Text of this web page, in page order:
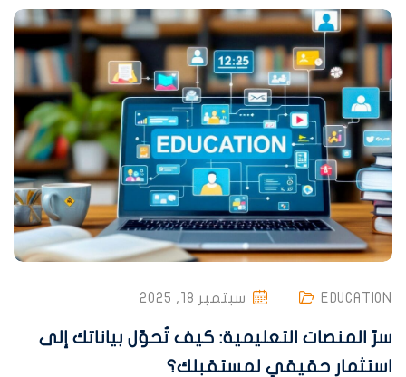
EDUCATION سبتمبر 18, 2025
سرّ المنصات التعليمية: كيف تُحوّل بياناتك إلى
استثمار حقيقي لمستقبلك؟